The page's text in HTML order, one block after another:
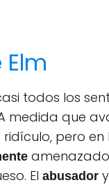
todos los
medida que
pero
El abusador